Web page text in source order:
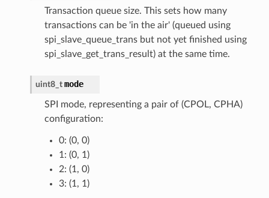
Transaction queue size. This sets how many
transactions can be 'in the air' (queued using
spi_slave_queue_trans but not yet finished using
spi_slave_get_trans_result) at the same time.
uint8_t mode
SPI mode, representing a pair of (CPOL, CPHA)
configuration:
0: (0, 0)
1: (0, 1)
2: (1, 0)
3: (1, 1)